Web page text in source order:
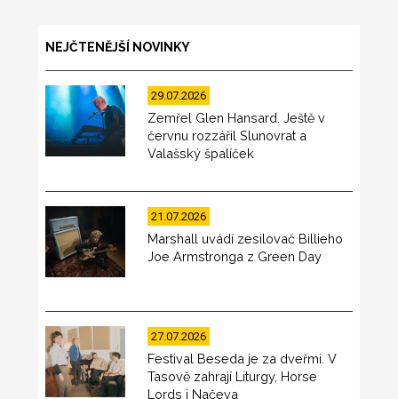
NEJČTENĚJŠÍ NOVINKY
29.07.2026
Zemřel Glen Hansard. Ještě v
červnu rozzářil Slunovrat a
Valašský špalíček
21.07.2026
Marshall uvádí zesilovač Billieho
Joe Armstronga z Green Day
27.07.2026
Festival Beseda je za dveřmi. V
Tasově zahrají Liturgy, Horse
Lords i Načeva